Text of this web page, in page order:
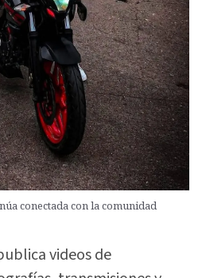
conectada con la comunidad
videos de